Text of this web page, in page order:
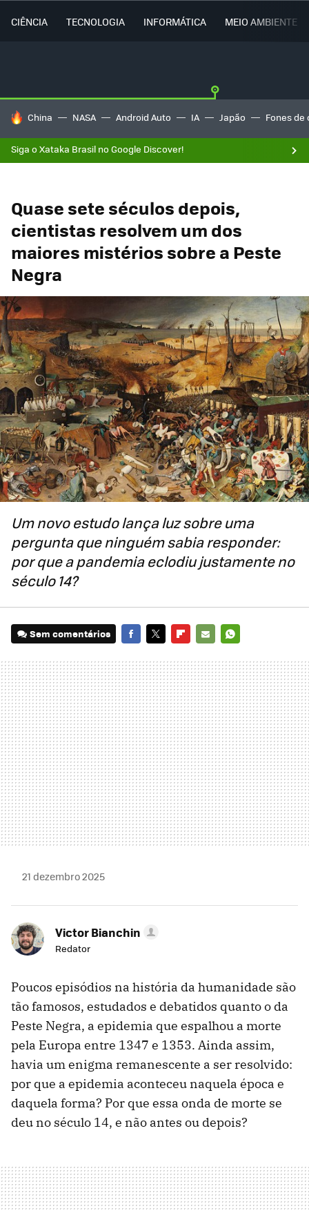
CIÊNCIA TECNOLOGIA INFORMÁTICA MEIO AMBIENTE
TENDÊNCIAS DO DIA
China NASA Android Auto IA Japão Fones de
Siga o Xataka Brasil no Google Discover!
Quase sete séculos depois,
cientistas resolvem um dos
maiores mistérios sobre a Peste
Negra
Um novo estudo lança luz sobre uma
pergunta que ninguém sabia responder:
por que a pandemia eclodiu justamente no
século 14?
Sem comentários
MAIL
21 dezembro 2025
Victor Bianchin
Redator
Poucos episódios na história da humanidade são
tão famosos, estudados e debatidos quanto o da
Peste Negra, a epidemia que espalhou a morte
pela Europa entre 1347 e 1353. Ainda assim,
havia um enigma remanescente a ser resolvido:
por que a epidemia aconteceu naquela época e
daquela forma? Por que essa onda de morte se
deu no século 14, e não antes ou depois?